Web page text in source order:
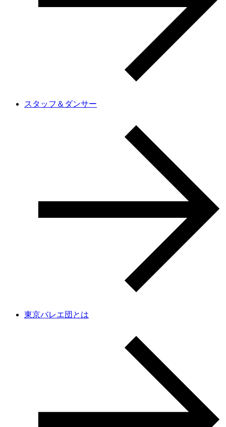
スタッフ＆ダンサー
東京バレエ団とは